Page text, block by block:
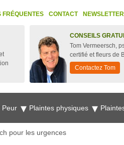
FRÉQUENTES CONTACT NEWSLETTER
CONSEILS
Tom Vermeersch,
certifié et fleurs de
Contactez Tom
Peur Plaintes physiques
pour les urgences